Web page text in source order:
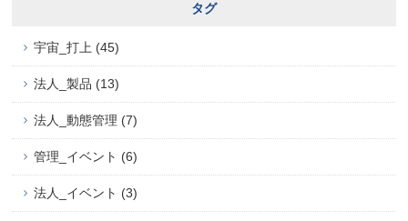
タグ
宇宙_打上 (45)
法人_製品 (13)
法人_動態管理 (7)
管理_イベント (6)
法人_イベント (3)